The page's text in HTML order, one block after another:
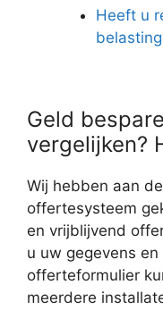
Heeft u
Geld
vergelijken?
Wij hebben aan
offertesysteem
en vrijblijvend
u uw gegevens
offerteformulier
meerdere